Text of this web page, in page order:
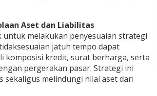
Aset dan Liabilitas
melakukan penyesuaian strategi
jatuh tempo dapat
komposisi kredit, surat berharga, serta
pergerakan pasar. Strategi ini
melindungi nilai aset dari